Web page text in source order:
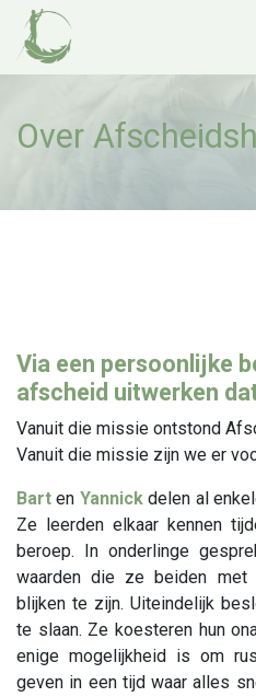
Overslaan naar inhoud
Over
Via een persoonlijke
afscheid uitwerken
Vanuit die missie ontstond
Vanuit die missie zijn we er
Bart en Yannick delen al
Ze leerden elkaar kennen
beroep. In onderlinge
waarden die ze beiden met
blijken te zijn. Uiteindelijk
te slaan. Ze koesteren hun
enige mogelijkheid is om
geven in een tijd waar alles